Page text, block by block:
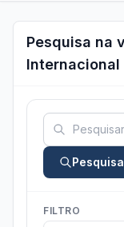
Pesquisa na
Internacional
FILTRO